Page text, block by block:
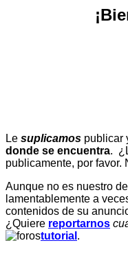
Le suplicamos publicar
donde se encuentra.
publicamente, por
Aunque no es nuestro
lamentablemente a
contenidos de su
¿Quiere reportarnos
tutorial .